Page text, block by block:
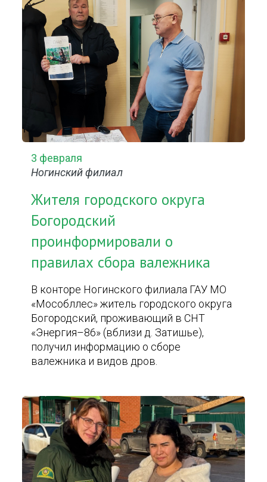
3 февраля
Ногинский филиал
Жителя городского округа
Богородский
проинформировали о
правилах сбора валежника
В конторе Ногинского филиала ГАУ МО
«Мособллес» житель городского округа
Богородский, проживающий в СНТ
«Энергия–86» (вблизи д. Затишье),
получил информацию о сборе
валежника и видов дров.